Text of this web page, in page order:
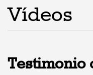
Vídeos
Testimonio